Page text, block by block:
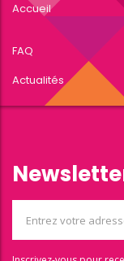
Accueil
FAQ
Actualités